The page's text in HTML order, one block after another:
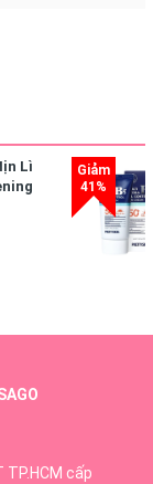
Lì
TP.HCM cấp